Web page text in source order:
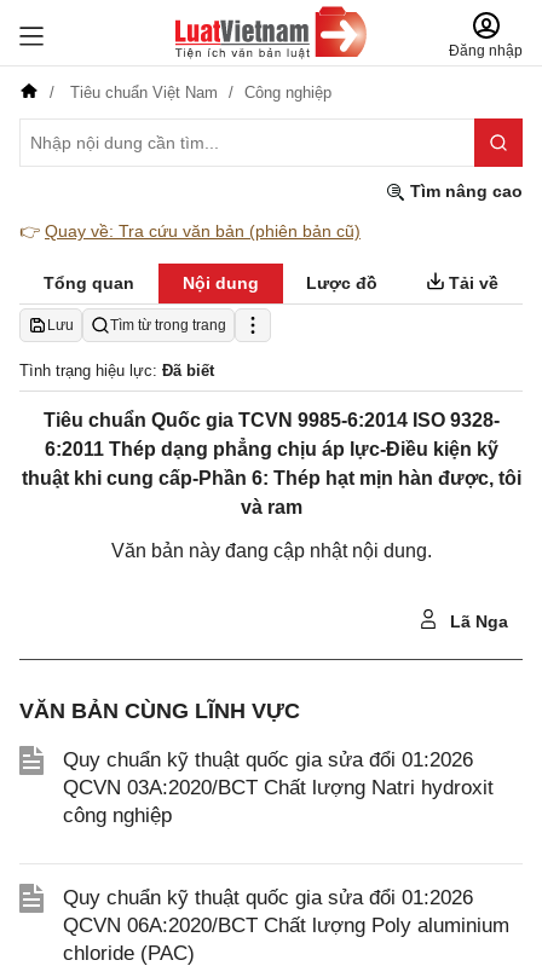
Đăng nhập
Tiêu chuẩn Việt Nam Công nghiệp
Tìm nâng cao
👉 Quay về: Tra cứu văn bản (phiên bản cũ)
Tổng quan Nội dung Lược đồ Tải về
Lưu Tìm từ trong trang
Tình trạng hiệu lực: Đã biết
Tiêu chuẩn Quốc gia TCVN 9985-6:2014 ISO 9328-
6:2011 Thép dạng phẳng chịu áp lực-Điều kiện kỹ
thuật khi cung cấp-Phần 6: Thép hạt mịn hàn được, tôi
và ram
Văn bản này đang cập nhật nội dung.
Lã Nga
VĂN BẢN CÙNG LĨNH VỰC
Quy chuẩn kỹ thuật quốc gia sửa đổi 01:2026
QCVN 03A:2020/BCT Chất lượng Natri hydroxit
công nghiệp
Quy chuẩn kỹ thuật quốc gia sửa đổi 01:2026
QCVN 06A:2020/BCT Chất lượng Poly aluminium
chloride (PAC)